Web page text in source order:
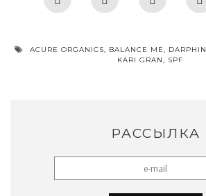
ACURE ORGANICS, BALANCE ME, DARPHIN
KARI GRAN, SPF
РАССЫЛКА